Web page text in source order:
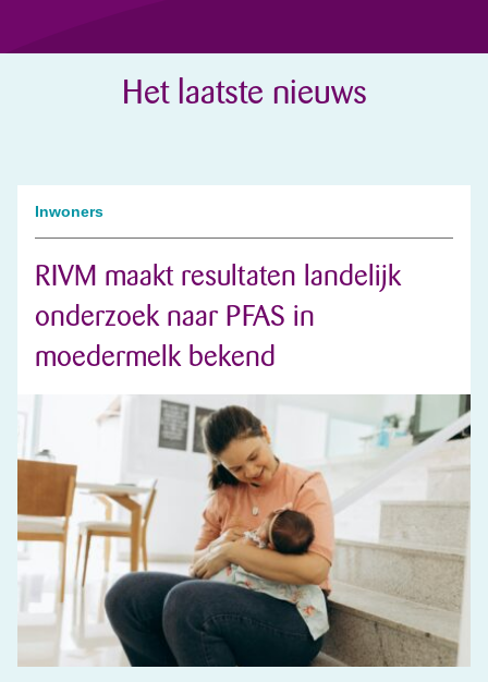
Het laatste nieuws
Inwoners
RIVM maakt resultaten landelijk
onderzoek naar PFAS in
moedermelk bekend